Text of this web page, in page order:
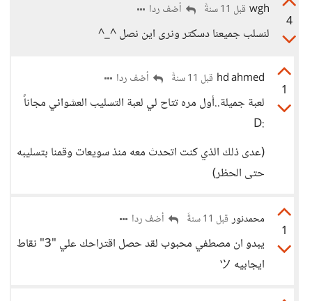
4
wgh قبل 11 سنةً أضف ردا
لنسلب جميعنا دسكتر ونرى اين نصل ^_^
1
hd ahmed قبل 11 سنةً أضف ردا
لعبة جميلة..أول مره تتاح لي لعبة التسليب العشوائي مجاناً
:D
(عدى ذلك الذي كنت اتحدث معه منذ سويعات وقمنا بتسليبه
حتى الحظر)
1
محمدنور قبل 11 سنةً أضف ردا
يبدو ان مصطفي محبوب لقد حصل اقتراحك علي "3" نقاط
ايجابيه ツ